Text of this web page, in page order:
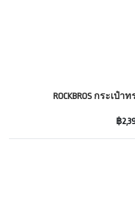
ROCKBROS กระเป๋
฿